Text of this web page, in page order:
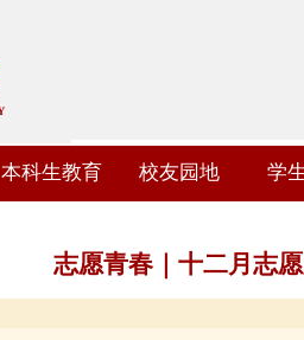
本科生教育 校友园地 学
志愿青春｜十二月志